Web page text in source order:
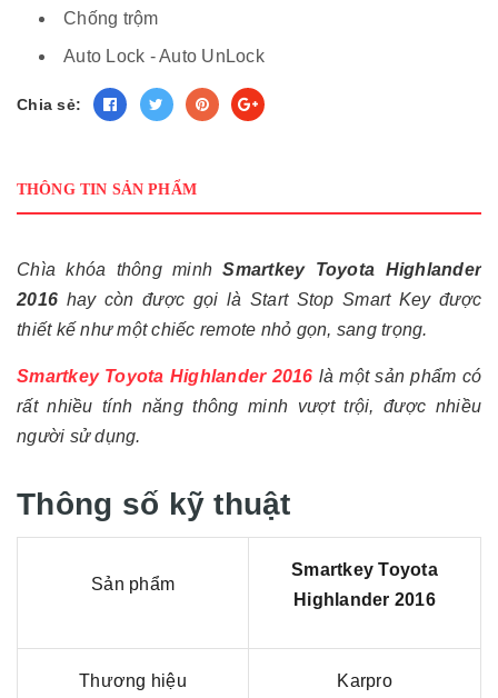
Chống trộm
Auto Lock - Auto UnLock
Chia sẻ:
THÔNG TIN SẢN PHẨM
Chìa khóa thông minhSmartkey Toyota Highlander
2016 hay còn được gọi là Start Stop Smart Key được
thiết kế như một chiếc remote nhỏ gọn, sang trọng.
Smartkey Toyota Highlander 2016 là một sản phẩm có
rất nhiều tính năng thông minh vượt trội, được nhiều
người sử dụng.
Thông số kỹ thuật
Sản phẩm
Smartkey Toyota
Highlander 2016
Thương hiệu Karpro